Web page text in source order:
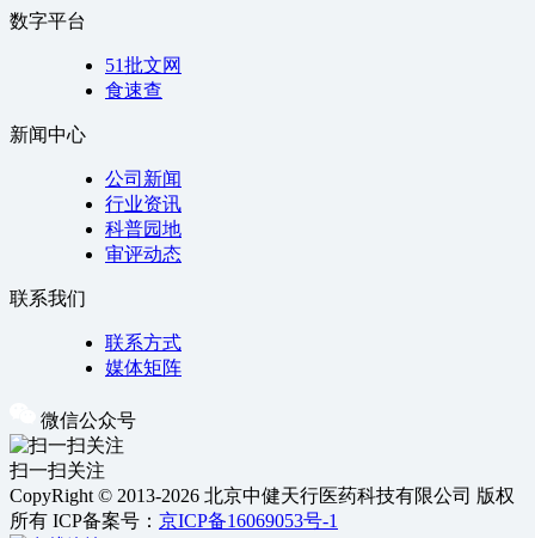
数字平台
51批文网
食速查
新闻中心
公司新闻
行业资讯
科普园地
审评动态
联系我们
联系方式
媒体矩阵
微信公众号
扫一扫关注
CopyRight © 2013-2026 北京中健天行医药科技有限公司 版权
所有 ICP备案号： 京ICP备16069053号-1